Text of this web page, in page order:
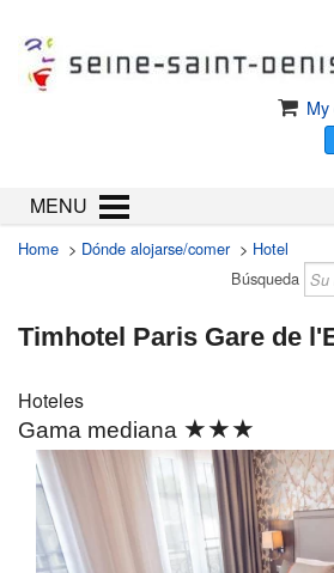
MENU
Home > Dónde alojarse/comer> Hotel
Búsqueda
Timhotel Paris Gare de
Hoteles
Gama mediana ★★★